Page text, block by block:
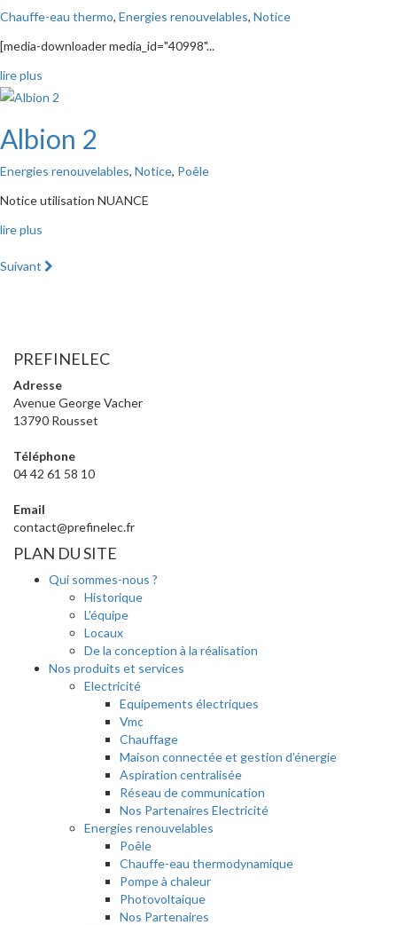
Chauffe-eau thermo, Energies renouvelables, Notice
[media-downloader media_id="40998"...
lire plus
Albion 2
Energies renouvelables, Notice, Poêle
Notice utilisation NUANCE
lire plus
Suivant
PREFINELEC
Adresse
Avenue George Vacher
13790 Rousset
Téléphone
04 42 61 58 10
Email
contact@prefinelec.fr
PLAN DU SITE
Qui sommes-nous ?
Historique
L’équipe
Locaux
De la conception à la réalisation
Nos produits et services
Electricité
Equipements électriques
Vmc
Chauffage
Maison connectée et gestion d’énergie
Aspiration centralisée
Réseau de communication
Nos Partenaires Electricité
Energies renouvelables
Poêle
Chauffe-eau thermodynamique
Pompe à chaleur
Photovoltaique
Nos Partenaires